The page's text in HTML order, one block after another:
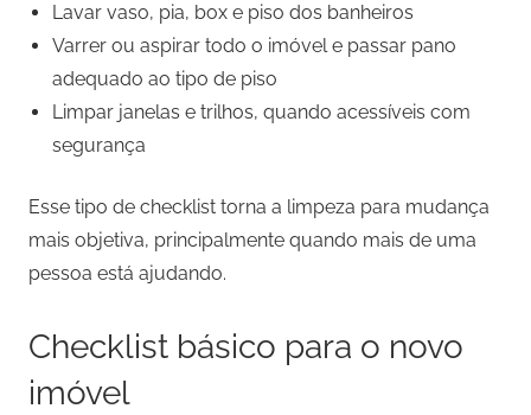
Lavar vaso, pia, box e piso dos banheiros
Varrer ou aspirar todo o imóvel e passar pano
adequado ao tipo de piso
Limpar janelas e trilhos, quando acessíveis com
segurança
Esse tipo de checklist torna a limpeza para mudança
mais objetiva, principalmente quando mais de uma
pessoa está ajudando.
Checklist básico para o novo
imóvel